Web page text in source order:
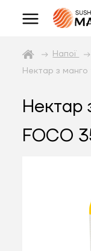
Напої
Нектар з
Нектар
FOCO